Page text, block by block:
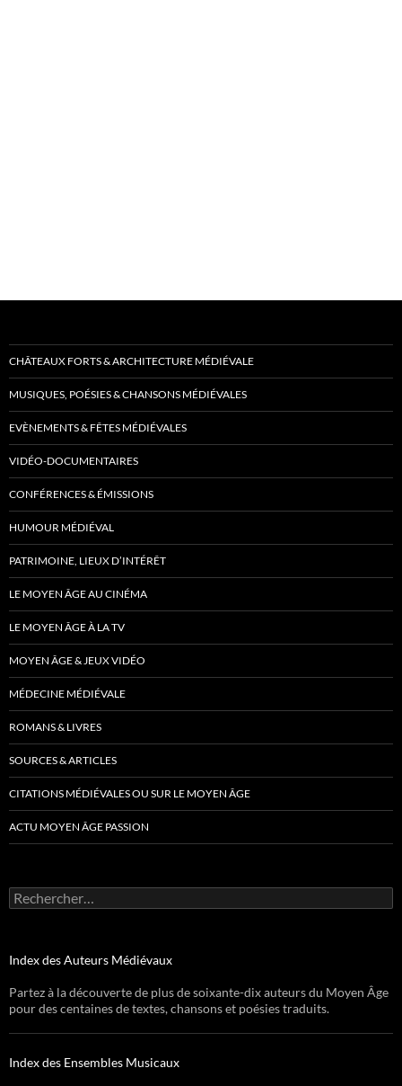
CHÂTEAUX FORTS & ARCHITECTURE MÉDIÉVALE
MUSIQUES, POÉSIES & CHANSONS MÉDIÉVALES
EVÈNEMENTS & FÊTES MÉDIÉVALES
VIDÉO-DOCUMENTAIRES
CONFÉRENCES & ÉMISSIONS
HUMOUR MÉDIÉVAL
PATRIMOINE, LIEUX D’INTÉRÊT
LE MOYEN ÂGE AU CINÉMA
LE MOYEN ÂGE À LA TV
MOYEN ÂGE & JEUX VIDÉO
MÉDECINE MÉDIÉVALE
ROMANS & LIVRES
SOURCES & ARTICLES
CITATIONS MÉDIÉVALES OU SUR LE MOYEN ÂGE
ACTU MOYEN ÂGE PASSION
Rechercher :
Index des Auteurs Médiévaux
Partez à la découverte de plus de soixante-dix auteurs du Moyen Âge
pour des centaines de textes, chansons et poésies traduits.
Index des Ensembles Musicaux